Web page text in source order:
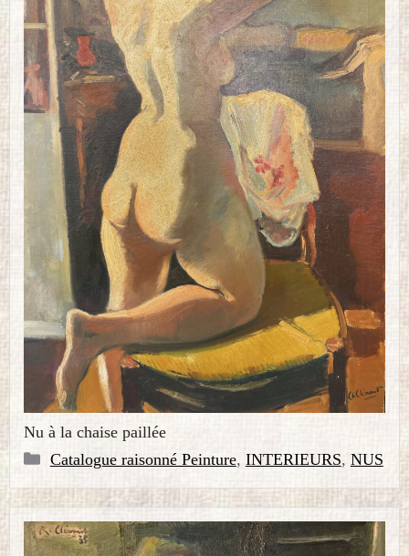
Nu à la chaise paillée
Catégories
Catalogue raisonné Peinture, INTERIEURS, NUS